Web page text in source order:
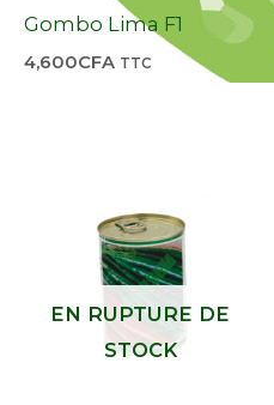
Gombo Lima F1
4,600CFA TTC
EN RUPTURE DE
STOCK